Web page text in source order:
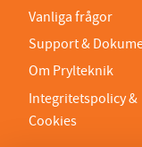
Vanliga frågor
Support &
Om Prylteknik
Integritetspolicy &
Cookies